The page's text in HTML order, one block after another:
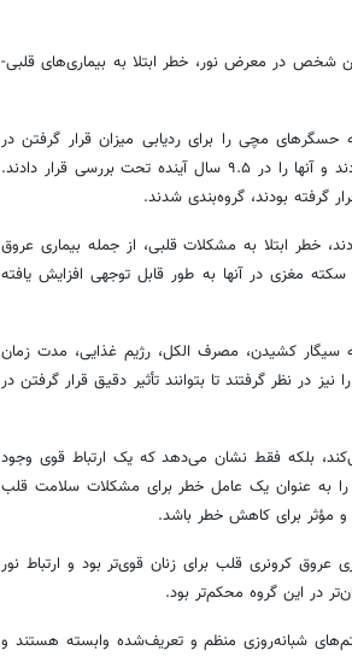
شخص در معرض نور، خطر ابتلا به بیماری‌های قلبی-
۸۸ هزار و ۹۰۵ بزرگسال را که حسگرهای مچی را برای ردیابی میزان قرار گرفتن در
معرض نور در طول یک هفته بسته بودند، تجزیه و تحلیل کردند و آنها را در ۹.۵ سال آینده تحت بررسی‌ قرار دادند.
بودند، گروه‌بندی شدند.
خطر ابتلا به مشکلات قلبی، از جمله بیماری عروق
سکته مغزی در آنها به طور قابل توجهی افزایش یافته
سیگار کشیدن، مصرف الکل، رژیم غذایی، مدت زمان
در نظر گرفتند تا بتوانند تأثیر دقیق قرار گرفتن در
بلکه فقط نشان می‌دهد که یک ارتباط قوی وجود
به عنوان یک عامل خطر برای مشکلات سلامت قلب
و مؤثر برای کاهش خطر باشد.
عروق کرونری قلب برای زنان قوی‌تر بود و ارتباط نور
در این گروه محکم‌تر بود.
شبانه‌روزی منظم و تعریف‌شده وابسته هستند و